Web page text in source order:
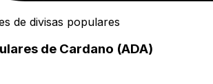
de divisas populares
de Cardano (ADA)